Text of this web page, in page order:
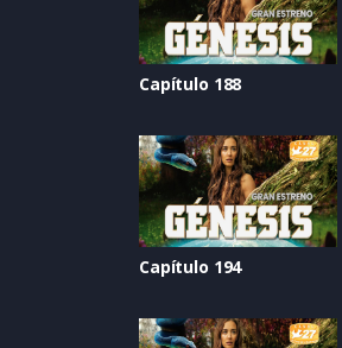
Capítulo 188
Capítulo 194